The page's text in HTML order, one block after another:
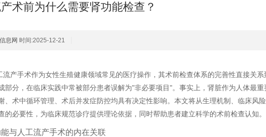
术前为什么需要肾功能检查？
息网 时间:2025-12-21
流产手术作为女性生殖健康领域常见的医疗操作，其术前检查体系的完善性直接关
部分，在临床实践中常被部分患者误解为"非必要项目"。事实上，肾脏作为人体最
、术中循环管理、术后并发症防控均具有决定性影响。本文将从生理机制、临床风
的必要性，为临床规范诊疗提供理论依据，同时帮助患者建立科学的术前检查认知。
与人工流产手术的内在关联